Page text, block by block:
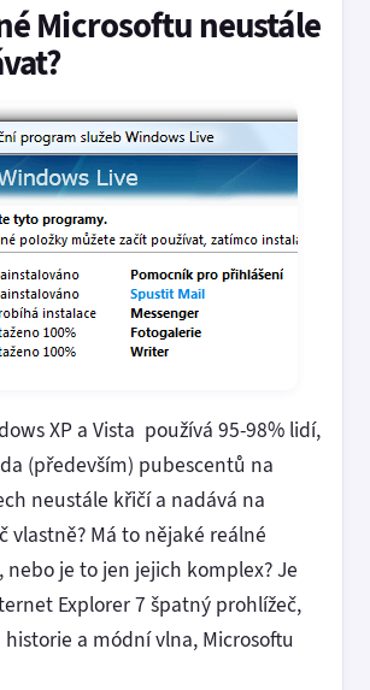
Microsoftu neustále
XP a Vista používá 95-98% lidí,
(především) pubescentů na
neustále křičí a nadává na
vlastně? Má to nějaké reálné
je to jen jejich komplex? Je
Explorer 7 špatný prohlížeč,
a módní vlna, Microsoftu